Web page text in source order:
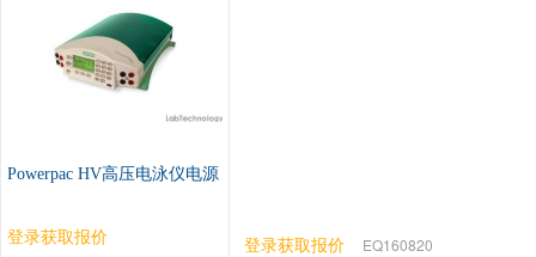
Powerpac HV高压电泳仪电源
登录获取报价 登录获取报价 EQ160820